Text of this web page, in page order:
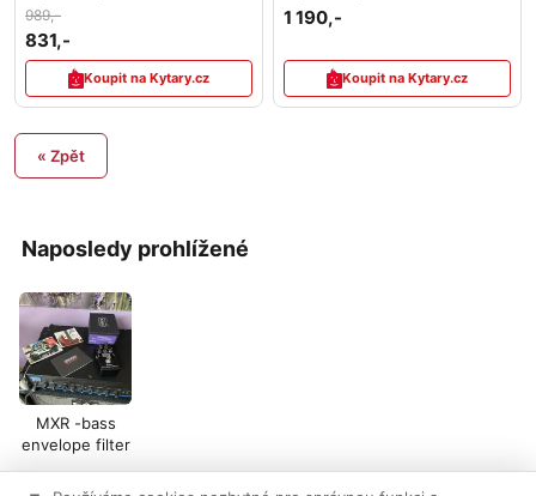
Naposledy prohlížené
MXR -bass
envelope filter
989,-
831,-
Koupit na Kytary.cz
1 190,-
Koupit na Kytary.cz
« Zpět